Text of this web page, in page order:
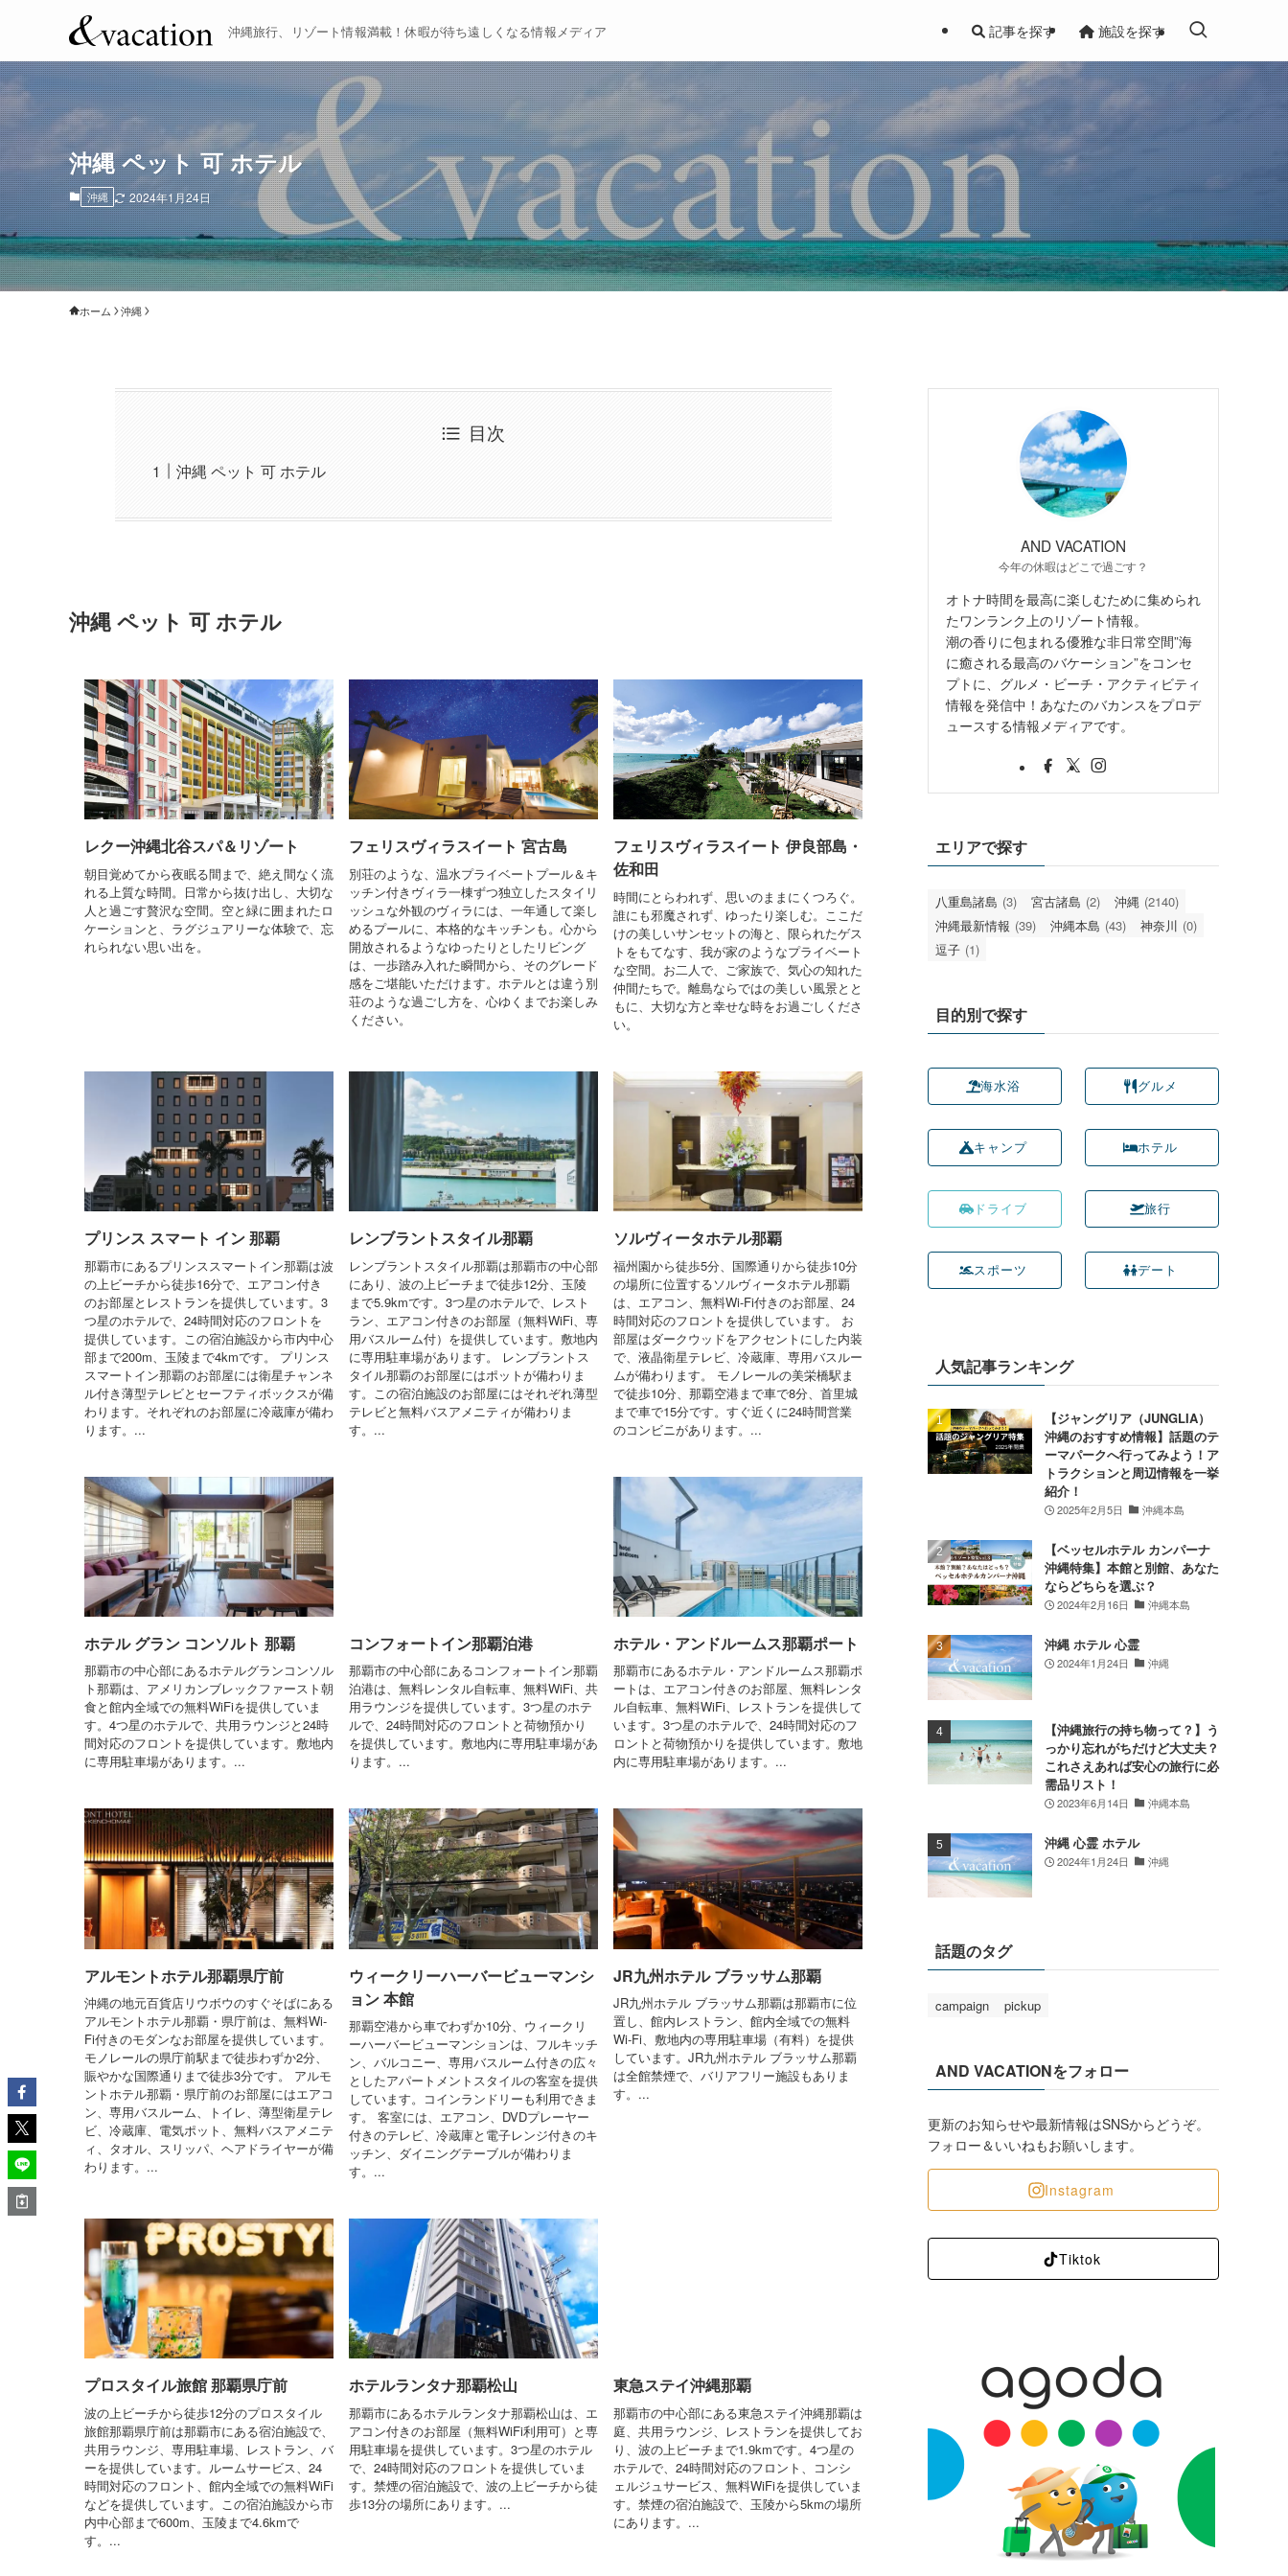
沖縄旅行、リゾート情報満載！休暇が待ち遠しくなる情報メディア 記事を探す 施設を探す
沖縄 ペット 可 ホテル
沖縄 2024年1月24日
ホーム 沖縄
目次
沖縄 ペット 可 ホテル
沖縄 ペット 可 ホテル
レクー沖縄北谷スパ＆リゾート
朝目覚めてから夜眠る間まで、絶え間なく流
れる上質な時間。日常から抜け出し、大切な
人と過ごす贅沢な空間。空と緑に囲まれたロ
ケーションと、ラグジュアリーな体験で、忘
れられない思い出を。
フェリスヴィラスイート 宮古島
別荘のような、温水プライベートプール＆キ
ッチン付きヴィラ一棟ずつ独立したスタイリ
ッシュな外観のヴィラには、一年通して楽し
めるプールに、本格的なキッチンも。心から
開放されるようなゆったりとしたリビング
は、一歩踏み入れた瞬間から、そのグレード
感をご堪能いただけます。ホテルとは違う別
荘のような過ごし方を、心ゆくまでお楽しみ
ください。
フェリスヴィラスイート 伊良部島・
佐和田
時間にとらわれず、思いのままにくつろぐ。
誰にも邪魔されず、ゆったり楽しむ。ここだ
けの美しいサンセットの海と、限られたゲス
トをもてなす、我が家のようなプライベート
な空間。お二人で、ご家族で、気心の知れた
仲間たちで。離島ならではの美しい風景とと
もに、大切な方と幸せな時をお過ごしくださ
い。
プリンス スマート イン 那覇
那覇市にあるプリンススマートイン那覇は波
の上ビーチから徒歩16分で、エアコン付き
のお部屋とレストランを提供しています。3
つ星のホテルで、24時間対応のフロントを
提供しています。この宿泊施設から市内中心
部まで200m、玉陵まで4kmです。 プリンス
スマートイン那覇のお部屋には衛星チャンネ
ル付き薄型テレビとセーフティボックスが備
わります。それぞれのお部屋に冷蔵庫が備わ
ります。...
レンブラントスタイル那覇
レンブラントスタイル那覇は那覇市の中心部
にあり、波の上ビーチまで徒歩12分、玉陵
まで5.9kmです。3つ星のホテルで、レスト
ラン、エアコン付きのお部屋（無料WiFi、専
用バスルーム付）を提供しています。敷地内
に専用駐車場があります。 レンブラントス
タイル那覇のお部屋にはポットが備わりま
す。この宿泊施設のお部屋にはそれぞれ薄型
テレビと無料バスアメニティが備わりま
す。...
ソルヴィータホテル那覇
福州園から徒歩5分、国際通りから徒歩10分
の場所に位置するソルヴィータホテル那覇
は、エアコン、無料Wi-Fi付きのお部屋、24
時間対応のフロントを提供しています。 お
部屋はダークウッドをアクセントにした内装
で、液晶衛星テレビ、冷蔵庫、専用バスルー
ムが備わります。 モノレールの美栄橋駅ま
で徒歩10分、那覇空港まで車で8分、首里城
まで車で15分です。すぐ近くに24時間営業
のコンビニがあります。...
ホテル グラン コンソルト 那覇
那覇市の中心部にあるホテルグランコンソル
ト那覇は、アメリカンブレックファースト朝
食と館内全域での無料WiFiを提供していま
す。4つ星のホテルで、共用ラウンジと24時
間対応のフロントを提供しています。敷地内
に専用駐車場があります。...
コンフォートイン那覇泊港
那覇市の中心部にあるコンフォートイン那覇
泊港は、無料レンタル自転車、無料WiFi、共
用ラウンジを提供しています。3つ星のホテ
ルで、24時間対応のフロントと荷物預かり
を提供しています。敷地内に専用駐車場があ
ります。...
ホテル・アンドルームス那覇ポート
那覇市にあるホテル・アンドルームス那覇ポ
ートは、エアコン付きのお部屋、無料レンタ
ル自転車、無料WiFi、レストランを提供して
います。3つ星のホテルで、24時間対応のフ
ロントと荷物預かりを提供しています。敷地
内に専用駐車場があります。...
アルモントホテル那覇県庁前
沖縄の地元百貨店リウボウのすぐそばにある
アルモントホテル那覇・県庁前は、無料Wi-
Fi付きのモダンなお部屋を提供しています。
モノレールの県庁前駅まで徒歩わずか2分、
賑やかな国際通りまで徒歩3分です。 アルモ
ントホテル那覇・県庁前のお部屋にはエアコ
ン、専用バスルーム、トイレ、薄型衛星テレ
ビ、冷蔵庫、電気ポット、無料バスアメニテ
ィ、タオル、スリッパ、ヘアドライヤーが備
わります。...
ウィークリーハーバービューマンシ
ョン 本館
那覇空港から車でわずか10分、ウィークリ
ーハーバービューマンションは、フルキッチ
ン、バルコニー、専用バスルーム付きの広々
としたアパートメントスタイルの客室を提供
しています。コインランドリーも利用できま
す。 客室には、エアコン、DVDプレーヤー
付きのテレビ、冷蔵庫と電子レンジ付きのキ
ッチン、ダイニングテーブルが備わりま
す。...
JR九州ホテル ブラッサム那覇
JR九州ホテル ブラッサム那覇は那覇市に位
置し、館内レストラン、館内全域での無料
Wi-Fi、敷地内の専用駐車場（有料）を提供
しています。JR九州ホテル ブラッサム那覇
は全館禁煙で、バリアフリー施設もありま
す。...
プロスタイル旅館 那覇県庁前
波の上ビーチから徒歩12分のプロスタイル
旅館那覇県庁前は那覇市にある宿泊施設で、
共用ラウンジ、専用駐車場、レストラン、バ
ーを提供しています。ルームサービス、24
時間対応のフロント、館内全域での無料WiFi
などを提供しています。この宿泊施設から市
内中心部まで600m、玉陵まで4.6kmで
す。...
ホテルランタナ那覇松山
那覇市にあるホテルランタナ那覇松山は、エ
アコン付きのお部屋（無料WiFi利用可）と専
用駐車場を提供しています。3つ星のホテル
で、24時間対応のフロントを提供していま
す。禁煙の宿泊施設で、波の上ビーチから徒
歩13分の場所にあります。...
東急ステイ沖縄那覇
那覇市の中心部にある東急ステイ沖縄那覇は
庭、共用ラウンジ、レストランを提供してお
り、波の上ビーチまで1.9kmです。4つ星の
ホテルで、24時間対応のフロント、コンシ
ェルジュサービス、無料WiFiを提供していま
す。禁煙の宿泊施設で、玉陵から5kmの場所
にあります。...
AND VACATION
今年の休暇はどこで過ごす？
オトナ時間を最高に楽しむために集められ
たワンランク上のリゾート情報。
潮の香りに包まれる優雅な非日常空間”海
に癒される最高のバケーション”をコンセ
プトに、グルメ・ビーチ・アクティビティ
情報を発信中！あなたのバカンスをプロデ
ュースする情報メディアです。
エリアで探す
八重島諸島 (3) 宮古諸島 (2) 沖縄 (2140)
沖縄最新情報 (39) 沖縄本島 (43) 神奈川 (0)
逗子 (1)
目的別で探す
海水浴
キャンプ
ドライブ
スポーツ
グルメ
ホテル
旅行
デート
人気記事ランキング
【ジャングリア（JUNGLIA）
沖縄のおすすめ情報】話題のテ
ーマパークへ行ってみよう！ア
トラクションと周辺情報を一挙
紹介！
2025年2月5日 沖縄本島
【ベッセルホテル カンパーナ
沖縄特集】本館と別館、あなた
ならどちらを選ぶ？
2024年2月16日 沖縄本島
沖縄 ホテル 心霊
2024年1月24日 沖縄
【沖縄旅行の持ち物って？】う
っかり忘れがちだけど大丈夫？
これさえあれば安心の旅行に必
需品リスト！
2023年6月14日 沖縄本島
沖縄 心霊 ホテル
2024年1月24日 沖縄
話題のタグ
campaign pickup
AND VACATIONをフォロー
更新のお知らせや最新情報はSNSからどうぞ。
フォロー＆いいねもお願いします。
Instagram
Tiktok